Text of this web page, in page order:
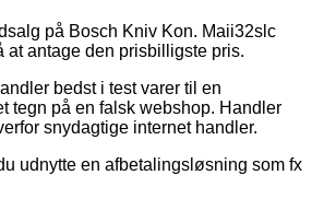
på Bosch Kniv Kon. Maii32slc
at antage den prisbilligste pris.
bedst i test varer til en
tegn på en falsk webshop. Handler
snydagtige internet handler.
udnytte en afbetalingsløsning som fx